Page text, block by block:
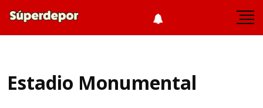
Estadio Monumental